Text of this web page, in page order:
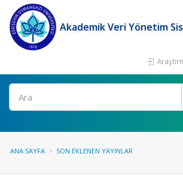
Akademik Veri Yönetim
Ara
ANA SAYFA SON EKLENEN YAYINLAR